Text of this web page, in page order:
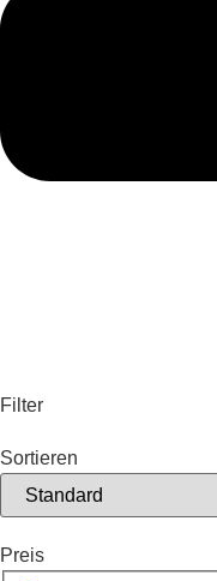
Filter
Sortieren
Preis